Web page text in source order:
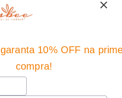
garanta 10% OFF na
compra!